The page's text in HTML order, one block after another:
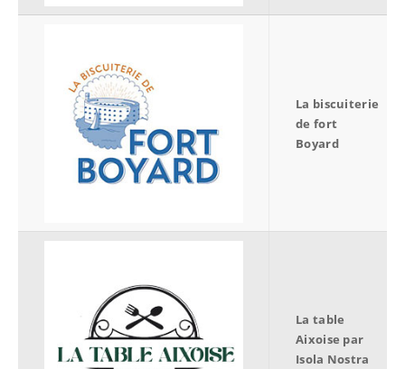
La biscuiterie
de fort
Boyard
La table
Aixoise par
Isola Nostra